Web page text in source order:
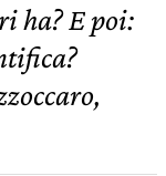
ha? E poi: